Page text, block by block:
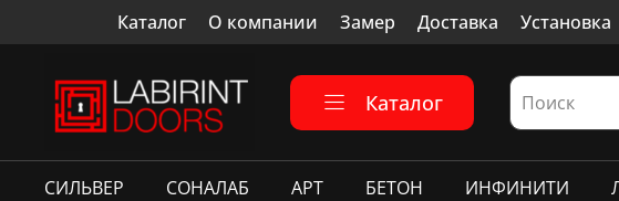
Каталог О компании Замер Доставка Установка
Каталог
СИЛЬВЕР СОНАЛАБ АРТ БЕТОН ИНФИНИТИ